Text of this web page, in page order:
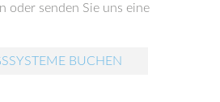
oder senden Sie uns eine
BUCHEN